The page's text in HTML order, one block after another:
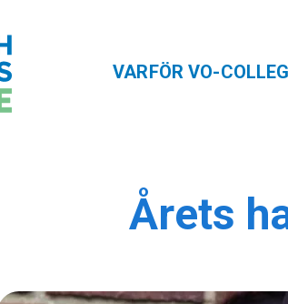
VARFÖR VO-
Årets